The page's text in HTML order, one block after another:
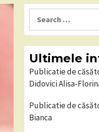
Ultimele
Publicatie de
Didovici Alisa-
Publicatie de
Bianca